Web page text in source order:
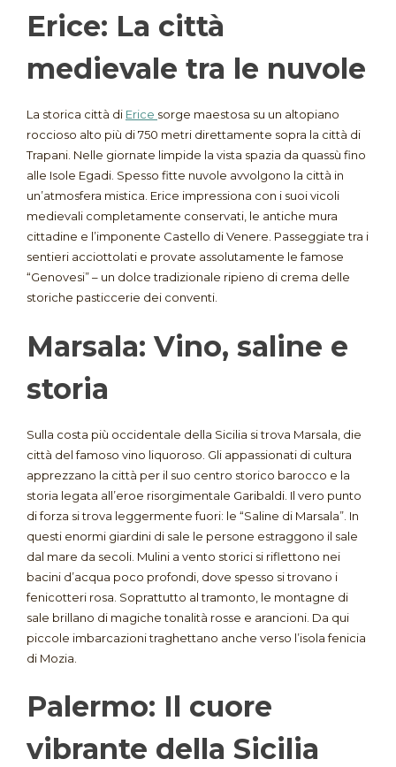
Erice: La città
medievale tra le nuvole
La storica città di Erice sorge maestosa su un altopiano
roccioso alto più di 750 metri direttamente sopra la città di
Trapani. Nelle giornate limpide la vista spazia da quassù fino
alle Isole Egadi. Spesso fitte nuvole avvolgono la città in
un’atmosfera mistica. Erice impressiona con i suoi vicoli
medievali completamente conservati, le antiche mura
cittadine e l’imponente Castello di Venere. Passeggiate tra i
sentieri acciottolati e provate assolutamente le famose
“Genovesi” – un dolce tradizionale ripieno di crema delle
storiche pasticcerie dei conventi.
Marsala: Vino, saline e
storia
Sulla costa più occidentale della Sicilia si trova Marsala, die
città del famoso vino liquoroso. Gli appassionati di cultura
apprezzano la città per il suo centro storico barocco e la
storia legata all’eroe risorgimentale Garibaldi. Il vero punto
di forza si trova leggermente fuori: le “Saline di Marsala”. In
questi enormi giardini di sale le persone estraggono il sale
dal mare da secoli. Mulini a vento storici si riflettono nei
bacini d’acqua poco profondi, dove spesso si trovano i
fenicotteri rosa. Soprattutto al tramonto, le montagne di
sale brillano di magiche tonalità rosse e arancioni. Da qui
piccole imbarcazioni traghettano anche verso l’isola fenicia
di Mozia.
Palermo: Il cuore
vibrante della Sicilia